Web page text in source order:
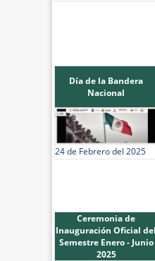
Día de la Bandera
Nacional
24 de Febrero del 2025
Ceremonia de
Inauguración Oficial del
Semestre Enero - Junio
2025